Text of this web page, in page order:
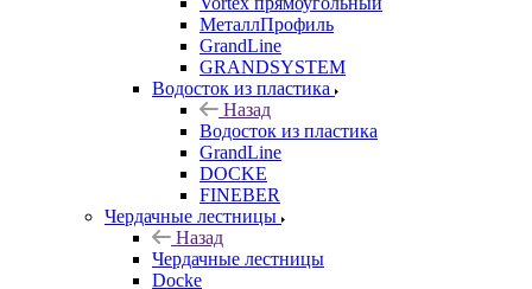
МеталлПрофиль
GrandLine
GRANDSYSTEM
Водосток из пластика
Назад
Водосток из пластика
GrandLine
DOCKE
FINEBER
Чердачные лестницы
Назад
Чердачные лестницы
Docke